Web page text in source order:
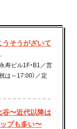
うそうがざいて
寿ビル1F・B1／営
は～17:00）／定
谷〜近代以降は
プも多い〜